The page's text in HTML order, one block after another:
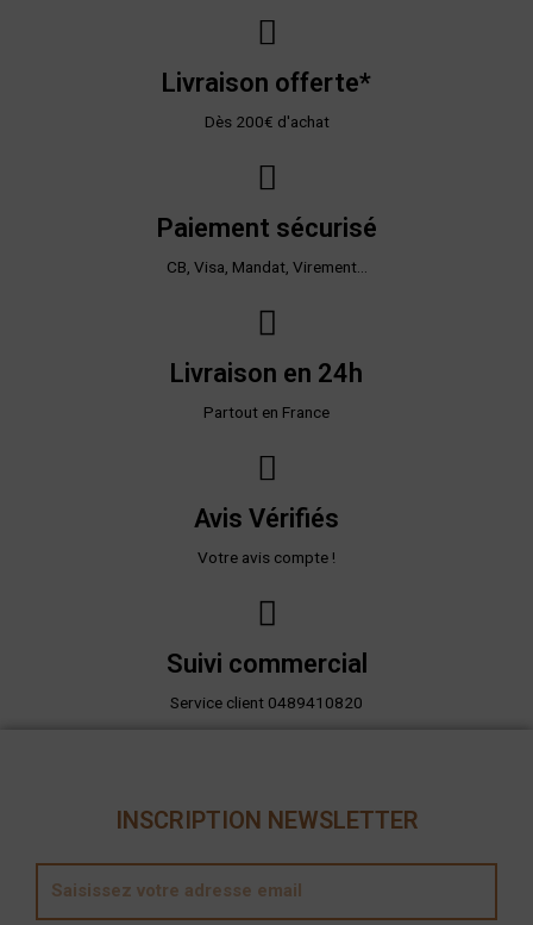
Livraison offerte*
Dès 200€ d'achat
Paiement sécurisé
CB, Visa, Mandat, Virement...
Livraison en 24h
Partout en France
Avis Vérifiés
Votre avis compte !
Suivi commercial
Service client 0489410820
INSCRIPTION NEWSLETTER